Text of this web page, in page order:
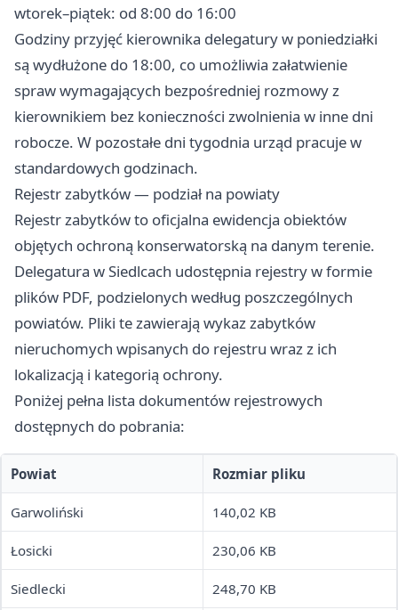
wtorek–piątek: od 8:00 do 16:00
Godziny przyjęć kierownika delegatury w poniedziałki
są wydłużone do 18:00, co umożliwia załatwienie
spraw wymagających bezpośredniej rozmowy z
kierownikiem bez konieczności zwolnienia w inne dni
robocze. W pozostałe dni tygodnia urząd pracuje w
standardowych godzinach.
Rejestr zabytków — podział na powiaty
Rejestr zabytków to oficjalna ewidencja obiektów
objętych ochroną konserwatorską na danym terenie.
Delegatura w Siedlcach udostępnia rejestry w formie
plików PDF, podzielonych według poszczególnych
powiatów. Pliki te zawierają wykaz zabytków
nieruchomych wpisanych do rejestru wraz z ich
lokalizacją i kategorią ochrony.
Poniżej pełna lista dokumentów rejestrowych
dostępnych do pobrania:
Powiat Rozmiar pliku
Garwoliński 140,02 KB
Łosicki 230,06 KB
Siedlecki 248,70 KB